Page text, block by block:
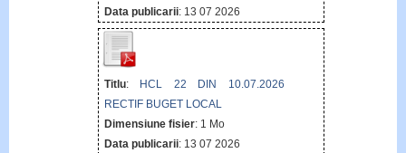
Data publicarii: 13 07 2026
Titlu:
HCL 22 DIN 10.07.2026
RECTIF BUGET LOCAL
Dimensiune fisier: 1 Mo
Data publicarii: 13 07 2026